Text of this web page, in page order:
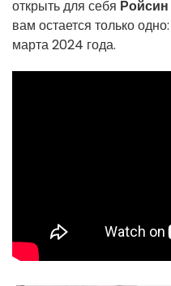
открыть для себя
вам остается только
марта 2024 года.